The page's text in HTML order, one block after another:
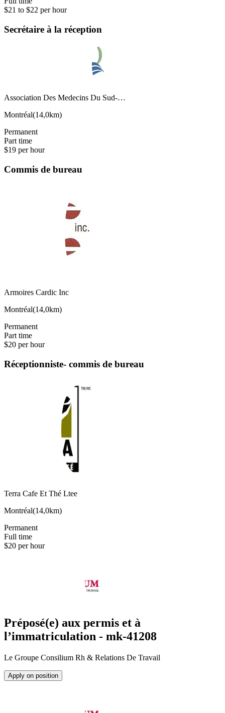
$21 to $22 per hour
Secrétaire à la réception
Association Des Medecins Du Sud-…
Montréal(14,0km)
Permanent
Part time
$19 per hour
Commis de bureau
Armoires Cardic Inc
Montréal(14,0km)
Permanent
Part time
$20 per hour
Réceptionniste- commis de bureau
Terra Cafe Et Thé Ltee
Montréal(14,0km)
Permanent
Full time
$20 per hour
Préposé(e) aux permis et à
l’immatriculation - mk-41208
Le Groupe Consilium Rh & Relations De Travail
Apply on position